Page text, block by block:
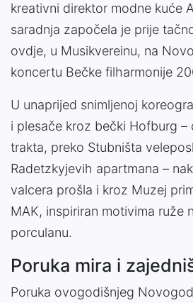
kreativni direktor modne kuće
saradnja započela je prije
ovdje, u Musikvereinu, na
koncertu Bečke filharmonije
U unaprijed snimljenoj
i plesače kroz bečki Hofburg –
trakta, preko Stubništa
Radetzkyjevih apartmana –
valcera prošla i kroz Muzej
MAK, inspiriran motivima ruže
porculanu.
Poruka mira i
Poruka ovogodišnjeg